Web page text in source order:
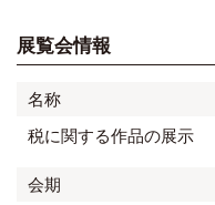
展覧会情報
名称
税に関する作品の展示
会期